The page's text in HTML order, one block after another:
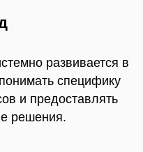
развивается в
специфику
и предоставлять
решения.